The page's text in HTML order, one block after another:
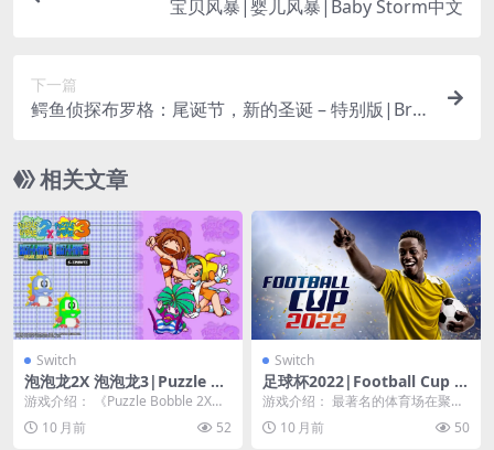
宝贝风暴|婴儿风暴|Baby Storm中文
下一篇
鳄鱼侦探布罗格：尾诞节，新的圣诞 – 特别版|Bro
相关文章
Switch
泡泡龙2X 泡泡龙3|Puzzle Bo
bble 2X& Puzzle Bobble 3中
文
游戏介绍： 《Puzzle Bobble 2X》
和《Puzzle Bobble ...
10 月前 52
Switch
足球杯2022|Football Cup 2
022
游戏介绍： 最著名的体育场在聚光
灯下闪闪发光，为你的球队做好了
准备。探索海量的独...
10 月前 50